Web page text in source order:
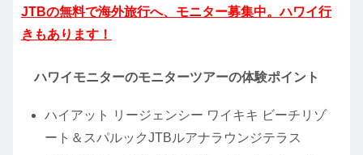
JTBの無料で海外旅行へ、モニター募集中。ハワイ行
きもあります！
ハワイモニターのモニターツアーの体験ポイント
ハイアット リージェンシー ワイキキ ビーチリゾ
ート＆スパルックJTBルアナラウンジテラス